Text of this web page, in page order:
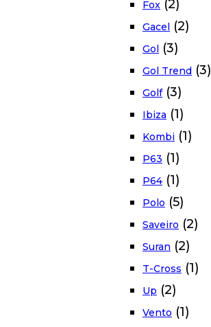
Fox (2)
Gacel (2)
Gol (3)
Gol Trend (3)
Golf (3)
Ibiza (1)
Kombi (1)
P63 (1)
P64 (1)
Polo (5)
Saveiro (2)
Suran (2)
T-Cross (1)
Up (2)
Vento (1)